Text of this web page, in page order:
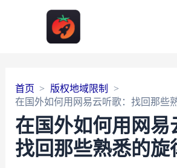
首页
版权地域限制
在国外如何用网易云听歌：找回那些
在国外如何用网易
找回那些熟悉的旋